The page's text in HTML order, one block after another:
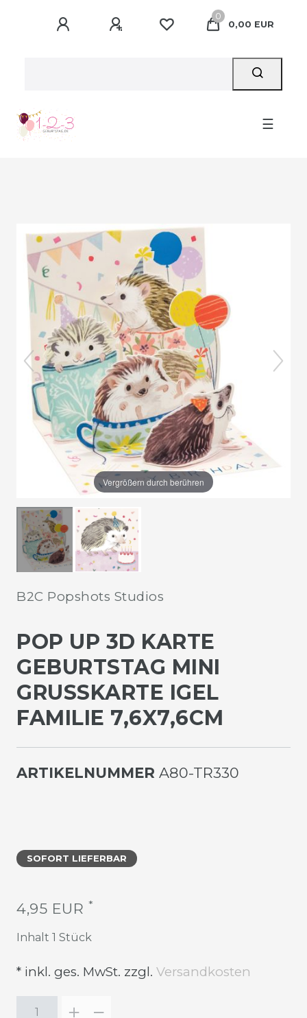
0
0,00 EUR
☰
Vergrößern durch berühren
B2C Popshots Studios
POP UP 3D KARTE
GEBURTSTAG MINI
GRUSSKARTE IGEL F
AMILIE 7,6X7,6CM
ARTIKELNUMMER A80-TR330
SOFORT LIEFERBAR
4,95 EUR *
Inhalt 1 Stück
* inkl. ges. MwSt. zzgl. Versandkosten